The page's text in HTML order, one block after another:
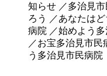
知らせ ／多治見
ろう ／あなたは
病院 ／始めよう
／お宝多治見市民
う多治見市民病院